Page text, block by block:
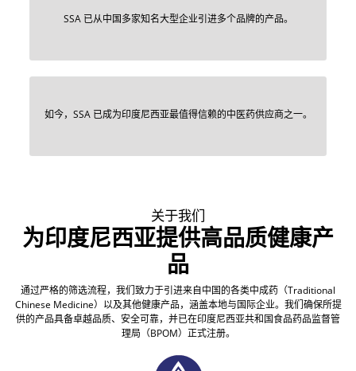
SSA 已从中国多家知名大型企业引进多个品牌的产品。
如今，SSA 已成为印度尼西亚最值得信赖的中医药供应商之一。
关于我们
为印度尼西亚提供高品质健康产
品
通过严格的筛选流程，我们致力于引进来自中国的各类中成药（Traditional
Chinese Medicine）以及其他健康产品，涵盖本地与国际企业。我们确保所提
供的产品具备卓越品质、安全可靠，并已在印度尼西亚共和国食品药品监督管
理局（BPOM）正式注册。